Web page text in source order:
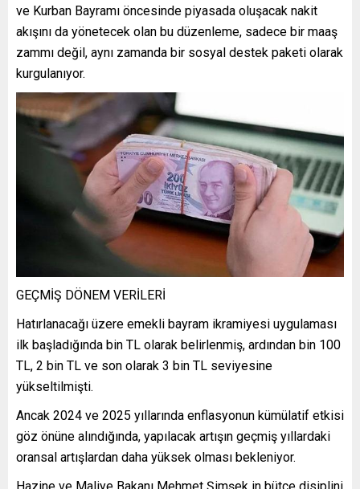
ve Kurban Bayramı öncesinde piyasada oluşacak nakit
akışını da yönetecek olan bu düzenleme, sadece bir maaş
zammı değil, aynı zamanda bir sosyal destek paketi olarak
kurgulanıyor.
GEÇMİŞ DÖNEM VERİLERİ
Hatırlanacağı üzere emekli bayram ikramiyesi uygulaması
ilk başladığında bin TL olarak belirlenmiş, ardından bin 100
TL, 2 bin TL ve son olarak 3 bin TL seviyesine
yükseltilmişti.
Ancak 2024 ve 2025 yıllarında enflasyonun kümülatif etkisi
göz önüne alındığında, yapılacak artışın geçmiş yıllardaki
oransal artışlardan daha yüksek olması bekleniyor.